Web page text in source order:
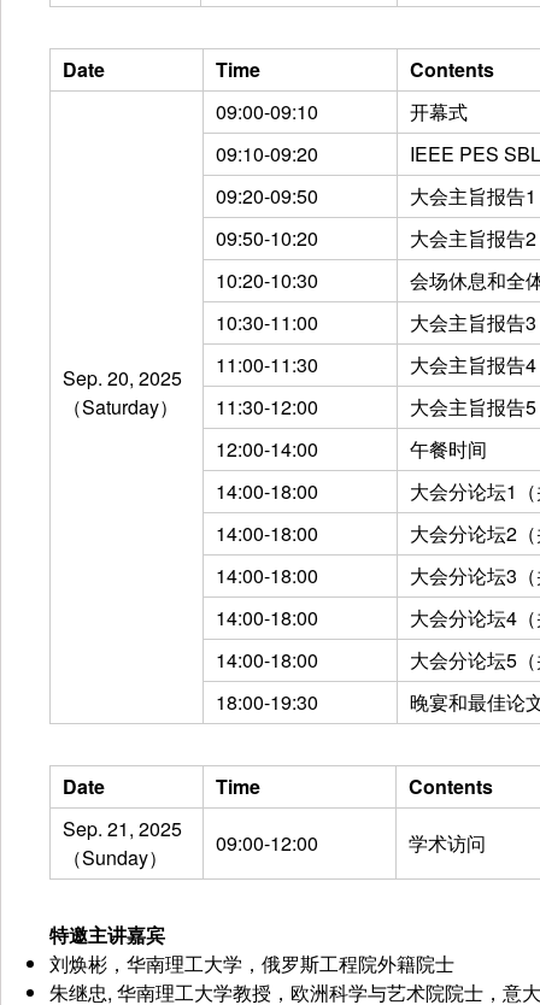
Date Time Contents
Sep. 20, 2025
（Saturday）
09:00-09:10
开幕式
09:10-09:20
IEEE PES
09:20-09:50
大会主旨报告1
09:50-10:20
大会主旨报告2
10:20-10:30
会场休息和全
10:30-11:00
大会主旨报告3
11:00-11:30
大会主旨报告4
11:30-12:00
大会主旨报告5
12:00-14:00
午餐时间
14:00-18:00
大会分论坛1
14:00-18:00
大会分论坛2
14:00-18:00
大会分论坛3
14:00-18:00
大会分论坛4
14:00-18:00
大会分论坛5
18:00-19:30
晚宴和最佳论
Date Time
Contents
Sep. 21, 2025
（Sunday）
09:00-12:00 学术访问
特邀主讲嘉宾
刘焕彬，华南理工大学，俄罗斯工程院外籍院士
朱继忠, 华南理工大学教授，欧洲科学与艺术院院士，意